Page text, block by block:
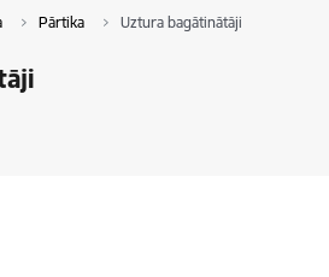
Pārtika Uztura bagātinātāji